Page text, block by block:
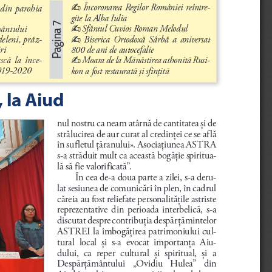
parohia
prăz-
la  înce-
2020
- Încoronarea Regilor României reîntre-
gite la Alba Iulia
- Sfântul Cuvios Roman Melodul
- Biserica  Ortodoxă  Sârbă  a  aniversat
800 de ani de autocefalie
- Moara de la Mănăstirea athonită Rusi-
kon a fost restaurată şi sfinţită
Pagina 7
la Aiud
nul nostru ca neam atârnă de cantitatea şi de
strălucirea de aur curat al credinţei ce se află
în sufletul ţăranului». Asociaţiunea ASTRA
s-a străduit mult ca această bogăţie spiritua-
lă să fie valorificată”.
În cea de-a doua parte a zilei, s-a deru-
lat sesiunea de comunicări în plen, în cadrul
căreia au fost reliefate personalităţile astriste
reprezentative  din  perioada  interbelică,  s-a
discutat despre contribuţia despărţămintelor
ASTREI la îmbogăţirea patrimoniului cul-
tural  local şi  s-a  evocat  importanţa  Aiu-
dului,  ca  reper  cultural şi  spiritual,
şi  a
Despărţământului   „Ovidiu   Hulea”   din